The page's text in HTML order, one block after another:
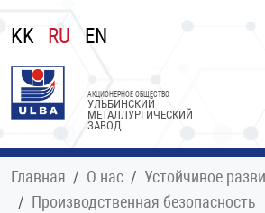
KK RU EN
УЛЬБИНСКИЙ
МЕТАЛЛУРГИЧЕСКИЙ
ЗАВОД
АКЦИОНЕРНОЕ ОБЩЕСТВО
Главная О нас
Устойчивое
Производственная безопасность